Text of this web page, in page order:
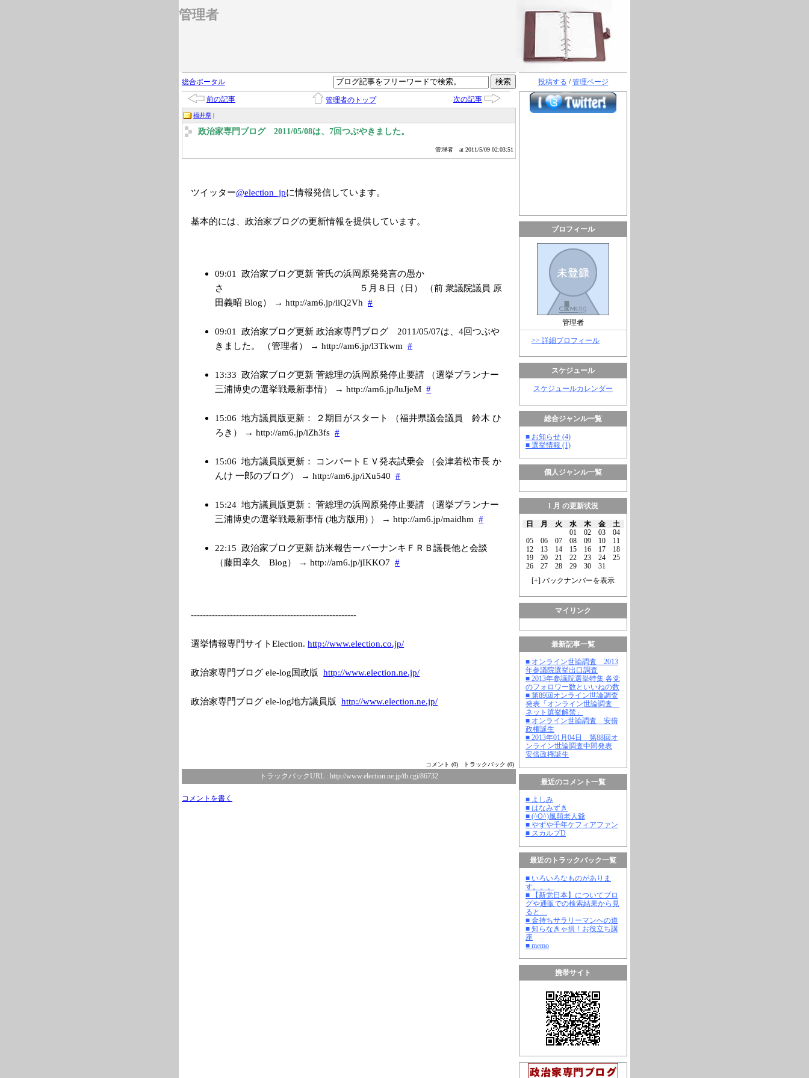
管理者
投稿する /管理ページ
プロフィール
管理者
>> 詳細プロフィール
スケジュール
スケジュールカレンダー
総合ジャンル一覧
■ お知らせ (4)
■ 選挙情報 (1)
個人ジャンル一覧
1 月 の更新状況
日 月 火 水 木 金
土
01
02 03
04
05
06 07 08 09 10
11
12
13 14 15 16 17
18
19
20 21 22 23 24
25
26
27 28 29 30
31
[+] バックナンバーを表示
マイリンク
最新記事一覧
■ オンライン世論調査 2013
年参議院選挙出口調査
■ 2013年参議院選挙特集 各党
のフォロワー数といいねの数
■ 第89回オンライン世論調査
発表「オンライン世論調査
ネット選挙解禁」
■ オンライン世論調査 安倍
政権誕生
■ 2013年01月04日 第88回オ
ンライン世論調査中間発表
安倍政権誕生
最近のコメント一覧
■ よしみ
■ はなみずき
■ (^O^)風顛老人爺
■ やずや千年ケフィアファン
■ スカルプD
最近のトラックバック一覧
■ いろいろなものがありま
す。。。
■ 【新党日本】についてブロ
グや通販での検索結果から見
ると…
■ 金持ちサラリーマンへの道
■ 知らなきゃ損！お役立ち講
座
■ memo
携帯サイト
総合ポータル
前の記事 管理者のトップ 次の記事
福井県 |
政治家専門ブログ 2011/05/08は、7回つぶやきました。
管理者 at 2011/5/09 02:03:51
ツイッター@election_jpに情報発信しています。
基本的には、政治家ブログの更新情報を提供しています。
09:01
政治家ブログ更新 菅氏の浜岡原発発言の愚か
さ ５月８日（日） （前 衆議院議員 原
田義昭 Blog） → http://am6.jp/iiQ2Vh #
09:01
政治家ブログ更新 政治家専門ブログ 2011/05/07は、4回つぶや
きました。 （管理者） → http://am6.jp/l3Tkwm #
13:33 政治家ブログ更新 菅総理の浜岡原発停止要請 （選挙プランナー
三浦博史の選挙戦最新事情） → http://am6.jp/luJjeM #
15:06 地方議員版更新： ２期目がスタート （福井県議会議員 鈴木 ひ
ろき） → http://am6.jp/iZh3fs #
15:06 地方議員版更新： コンバートＥＶ発表試乗会 （会津若松市長 か
んけ 一郎のブログ） → http://am6.jp/iXu540 #
15:24 地方議員版更新： 菅総理の浜岡原発停止要請 （選挙プランナー
三浦博史の選挙戦最新事情 (地方版用) ） → http://am6.jp/maidhm #
22:15 政治家ブログ更新 訪米報告ーバーナンキＦＲＢ議長他と会談
（藤田幸久 Blog） → http://am6.jp/jIKKO7 #
-------------------------------------------------------
選挙情報専門サイトElection.http://www.election.co.jp/
政治家専門ブログ ele-log国政版http://www.election.ne.jp/
政治家専門ブログ ele-log地方議員版http://www.election.ne.jp/
コメント (0) トラックバック (0)
トラックバックURL : http://www.election.ne.jp/tb.cgi/86732
コメントを書く